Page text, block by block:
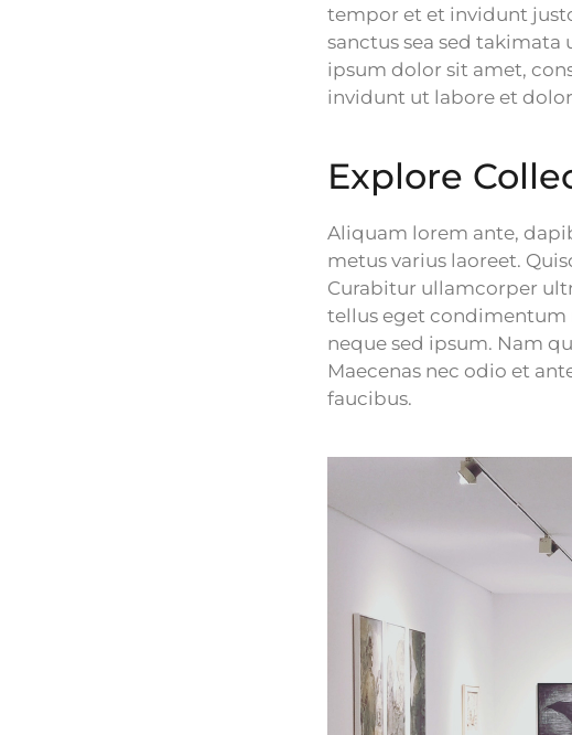
tempor et et invidunt
sanctus sea sed
ipsum dolor sit amet,
invidunt ut labore et
Explore
Aliquam lorem ante,
metus varius laoreet.
Curabitur ullamcorper
tellus eget condimentum
neque sed ipsum. Nam
Maecenas nec odio et
faucibus.